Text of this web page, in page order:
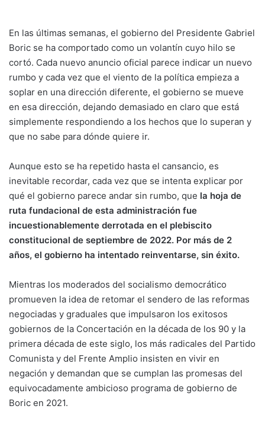
En las últimas semanas, el gobierno del Presidente Gabriel
Boric se ha comportado como un volantín cuyo hilo se
cortó. Cada nuevo anuncio oficial parece indicar un nuevo
rumbo y cada vez que el viento de la política empieza a
soplar en una dirección diferente, el gobierno se mueve
en esa dirección, dejando demasiado en claro que está
simplemente respondiendo a los hechos que lo superan y
que no sabe para dónde quiere ir.
Aunque esto se ha repetido hasta el cansancio, es
inevitable recordar, cada vez que se intenta explicar por
qué el gobierno parece andar sin rumbo, que la hoja de
ruta fundacional de esta administración fue
incuestionablemente derrotada en el plebiscito
constitucional de septiembre de 2022. Por más de 2
años, el gobierno ha intentado reinventarse, sin éxito.
Mientras los moderados del socialismo democrático
promueven la idea de retomar el sendero de las reformas
negociadas y graduales que impulsaron los exitosos
gobiernos de la Concertación en la década de los 90 y la
primera década de este siglo, los más radicales del Partido
Comunista y del Frente Amplio insisten en vivir en
negación y demandan que se cumplan las promesas del
equivocadamente ambicioso programa de gobierno de
Boric en 2021.